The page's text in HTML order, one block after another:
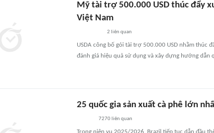
Mỹ tài trợ 500.000 USD thúc đẩy
Việt Nam
2 liên quan
USDA công bố gói tài trợ 500.000 USD nhằm thúc
đánh giá hiệu quả sử dụng và xây dựng hướng dẫn
25 quốc gia sản xuất cà phê lớn
7270 liên quan